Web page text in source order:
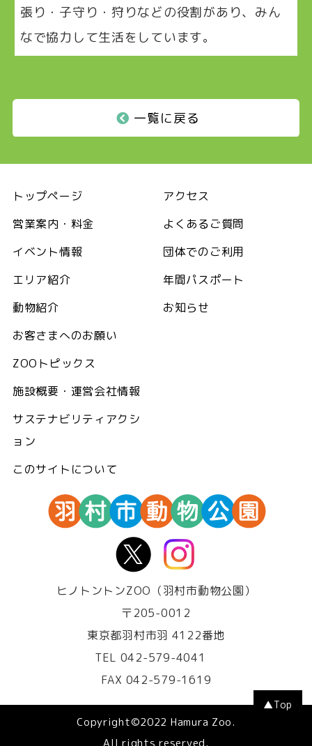
張り・子守り・狩りなどの役割があり、みん
なで協力して生活をしています。
一覧に戻る
トップページ
営業案内・料金
イベント情報
エリア紹介
動物紹介
アクセス
よくあるご質問
団体でのご利用
年間パスポート
お知らせ
お客さまへのお願い
ZOOトピックス
施設概要・運営会社情報
サステナビリティアクシ
ョン
このサイトについて
ヒノトントンZOO（羽村市動物公園）
〒205-0012
東京都羽村市羽 4122番地
TEL 042-579-4041
FAX 042-579-1619
▲Top
Copyright©2022 Hamura Zoo.
All rights reserved.